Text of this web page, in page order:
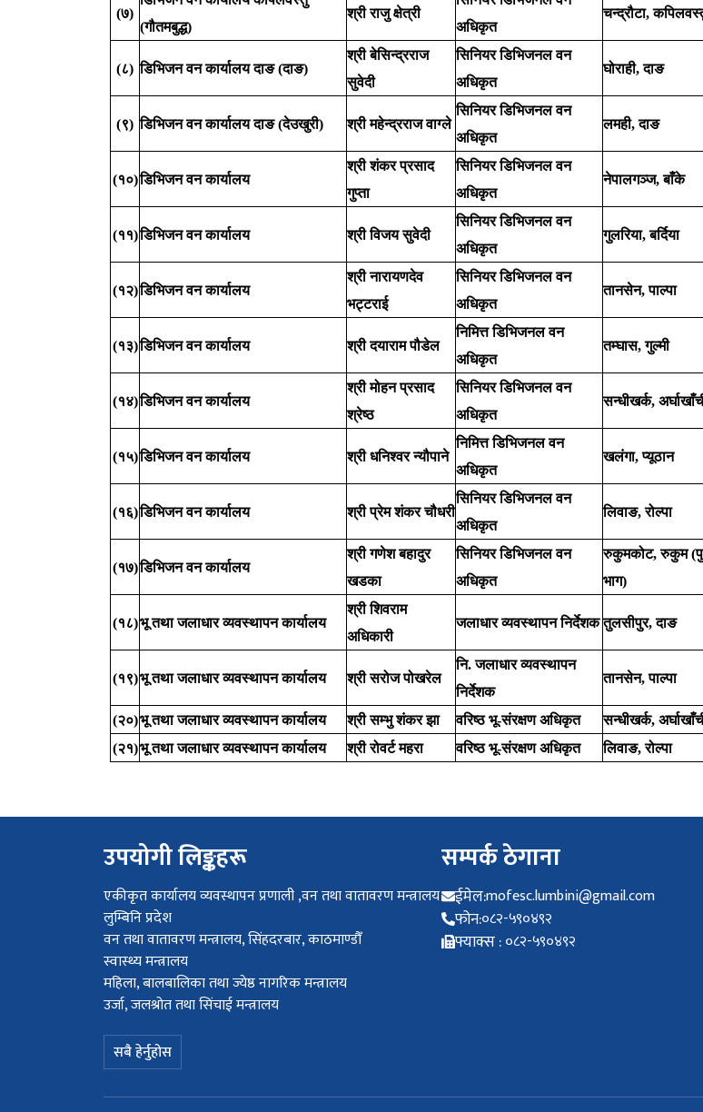
(७)
(गौतमबुद्ध)
श्री राजु क्षेत्री
अधिकृत
चन्द्रौटा,
(८) डिभिजन वन कार्यालय दाङ (दाङ)
श्री बेसिन्द्रराज
सुवेदी
सिनियर डिभिजनल वन
अधिकृत
घोराही, दाङ
(९) डिभिजन वन कार्यालय दाङ (देउखुरी) श्री महेन्द्रराज वाग्ले
सिनियर डिभिजनल वन
अधिकृत
लमही, दाङ
(१०)डिभिजन वन कार्यालय
श्री शंकर प्रसाद
गुप्ता
सिनियर डिभिजनल वन
अधिकृत
नेपालगञ्ज, बाँके
(११)डिभिजन वन कार्यालय श्री विजय सुवेदी
सिनियर डिभिजनल वन
अधिकृत
गुलरिया, बर्दिया
(१२)डिभिजन वन कार्यालय
श्री नारायणदेव
भट्टराई
सिनियर डिभिजनल वन
अधिकृत
तानसेन, पाल्पा
(१३)डिभिजन वन कार्यालय श्री दयाराम पौडेल
निमित्त डिभिजनल वन
अधिकृत
तम्घास, गुल्मी
(१४)डिभिजन वन कार्यालय
श्री मोहन प्रसाद
श्रेष्ठ
सिनियर डिभिजनल वन
अधिकृत
सन्धीखर्क,
(१५)डिभिजन वन कार्यालय श्री धनिश्वर न्यौपाने
निमित्त डिभिजनल वन
अधिकृत
खलंगा, प्यूठान
(१६)डिभिजन वन कार्यालय श्री प्रेम शंकर चौधरी
सिनियर डिभिजनल वन
अधिकृत
लिवाङ, रोल्पा
(१७)डिभिजन वन कार्यालय
श्री गणेश बहादुर
खडका
सिनियर डिभिजनल वन
अधिकृत
रुकुमकोट, रुकुम
भाग)
(१८)भू तथा जलाधार व्यवस्थापन कार्यालय
श्री शिवराम
अधिकारी
जलाधार व्यवस्थापन निर्देशक तुलसीपुर, दाङ
(१९)भू तथा जलाधार व्यवस्थापन कार्यालय श्री सरोज पोखरेल
नि. जलाधार व्यवस्थापन
निर्देशक
तानसेन, पाल्पा
(२०)भू तथा जलाधार व्यवस्थापन कार्यालय श्री सम्भु शंकर झा वरिष्ठ भू-संरक्षण अधिकृत सन्धीखर्क,
(२१)भू तथा जलाधार व्यवस्थापन कार्यालय श्री रोवर्ट महरा वरिष्ठ भू-संरक्षण अधिकृत लिवाङ,रोल्पा
उपयोगी लिङ्कहरू
एकीकृत कार्यालय व्यवस्थापन प्रणाली ,वन तथा वातावरण मन्त्रालय
लुम्बिनि प्रदेश
वन तथा वातावरण मन्त्रालय, सिंहदरबार, काठमाण्डौँ
स्वास्थ्य मन्त्रालय
महिला, बालबालिका तथा ज्येष्ठ नागरिक मन्त्रालय
उर्जा, जलश्रोत तथा सिंचाई मन्त्रालय
सबै हेर्नुहोस
सम्पर्क ठेगाना
ईमेल:mofesc.lumbini@gmail.com
फोन:०८२-५९०४९२
फ्याक्स :०८२-५९०४९२